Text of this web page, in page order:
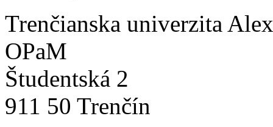
Trenčianska univerzita
OPaM
Študentská 2
911 50 Trenčín